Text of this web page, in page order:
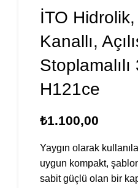
İTO
Kanallı,
H121ce
₺1.100,00
Yaygın olarak
uygun kompakt,
sabit güçlü olan bir